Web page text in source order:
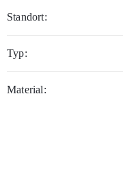
Standort:
Typ:
Material: